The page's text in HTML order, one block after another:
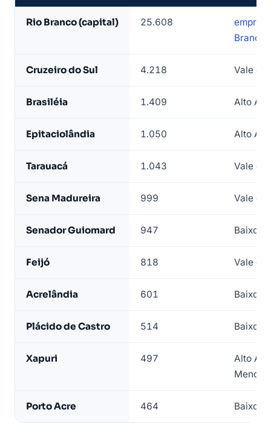
mais
ativas
base
Rio Branco (capital) 25.608
Branco
Cruzeiro do Sul 4.218 Vale do
Brasiléia 1.409 Alto
Epitaciolândia 1.050 Alto
Tarauacá 1.043 Vale do
Sena Madureira 999 Vale do
Senador Guiomard 947 Baixo
Feijó 818 Vale do
Acrelândia 601 Baixo
Plácido de Castro 514 Baixo
Xapuri 497
Alto
Mendes
Porto Acre 464 Baixo